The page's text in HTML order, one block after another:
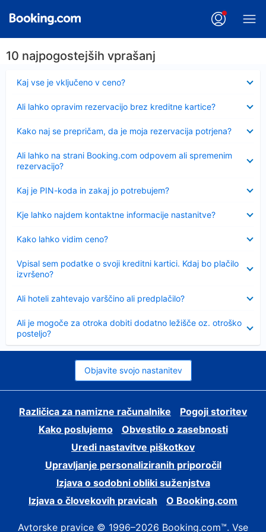
10 najpogostejših vprašanj
Kaj vse je vključeno v ceno?
Ali lahko opravim rezervacijo brez kreditne kartice?
Kako naj se prepričam, da je moja rezervacija potrjena?
Ali lahko na strani Booking.com odpovem ali spremenim
rezervacijo?
Kaj je PIN-koda in zakaj jo potrebujem?
Kje lahko najdem kontaktne informacije nastanitve?
Kako lahko vidim ceno?
Vpisal sem podatke o svoji kreditni kartici. Kdaj bo plačilo
izvršeno?
Ali hoteli zahtevajo varščino ali predplačilo?
Ali je mogoče za otroka dobiti dodatno ležišče oz. otroško
posteljo?
Objavite svojo nastanitev
Različica za namizne računalnike
Pogoji storitev
Kako poslujemo
Obvestilo o zasebnosti
Uredi nastavitve piškotkov
Upravljanje personaliziranih priporočil
Izjava o sodobni obliki suženjstva
Izjava o človekovih pravicah
O Booking.com
Avtorske pravice © 1996–2026 Booking.com™. Vse